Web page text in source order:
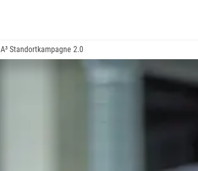
A³ Standortkampagne 2.0